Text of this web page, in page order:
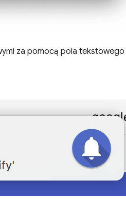
za pomocą pola tekstowego